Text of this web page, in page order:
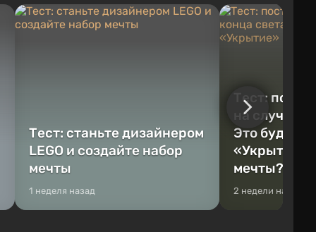
Тест: станьте дизайнером
LEGO и создайте набор
мечты
1 неделя назад
Тест:
на случай
Это будет
«Укрытие»
мечты?
2 недели назад